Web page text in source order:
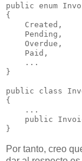
public enum
{
    Created,
    Pending,
    Overdue,
    Paid,
    ...
}
public class
{
    ...
public
Por tanto, creo